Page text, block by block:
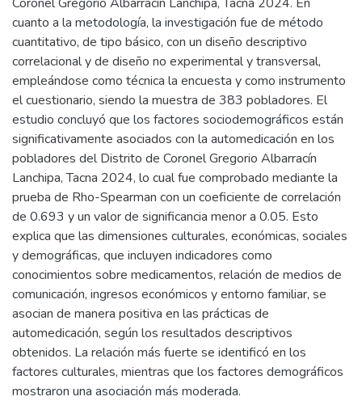
cuanto a la metodología, la investigación fue de método
cuantitativo, de tipo básico, con un diseño descriptivo
correlacional y de diseño no experimental y transversal,
empleándose como técnica la encuesta y como instrumento
el cuestionario, siendo la muestra de 383 pobladores. El
estudio concluyó que los factores sociodemográficos están
significativamente asociados con la automedicación en los
pobladores del Distrito de Coronel Gregorio Albarracín
Lanchipa, Tacna 2024, lo cual fue comprobado mediante la
prueba de Rho-Spearman con un coeficiente de correlación
de 0.693 y un valor de significancia menor a 0.05. Esto
explica que las dimensiones culturales, económicas, sociales
y demográficas, que incluyen indicadores como
conocimientos sobre medicamentos, relación de medios de
comunicación, ingresos económicos y entorno familiar, se
asocian de manera positiva en las prácticas de
automedicación, según los resultados descriptivos
obtenidos. La relación más fuerte se identificó en los
factores culturales, mientras que los factores demográficos
mostraron una asociación más moderada.